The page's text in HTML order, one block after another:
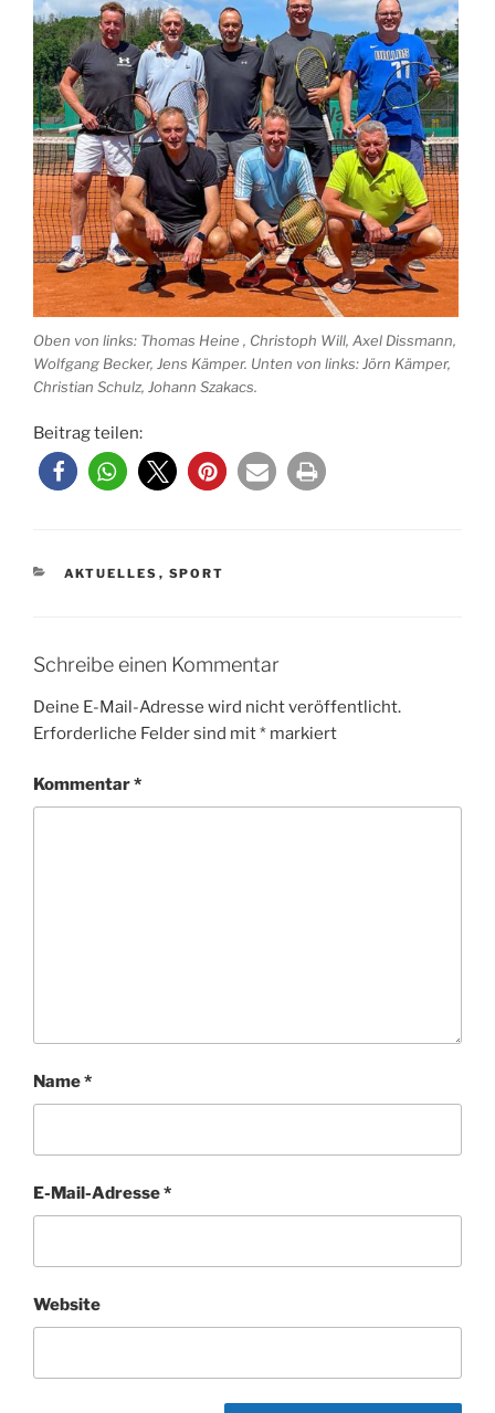
Oben von links: Thomas Heine , Christoph Will, Axel Dissmann,
Wolfgang Becker, Jens Kämper. Unten von links: Jörn Kämper,
Christian Schulz, Johann Szakacs.
Beitrag teilen:
KATEGORIEN
AKTUELLES , SPORT
Schreibe einen Kommentar
Deine E-Mail-Adresse wird nicht veröffentlicht.
Erforderliche Felder sind mit* markiert
Kommentar*
Name*
E-Mail-Adresse*
Website